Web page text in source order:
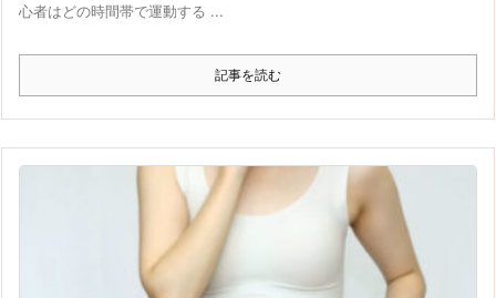
心者はどの時間帯で運動する ...
記事を読む